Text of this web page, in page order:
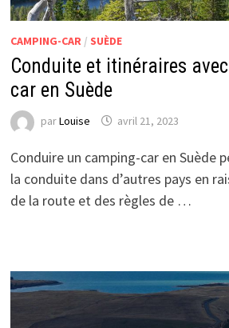
CAMPING-CAR/ SUÈDE
Conduite et itinéraires
car en Suède
parLouise avril 21, 2023
Conduire un camping-car en Suède
la conduite dans d’autres pays en
de la route et des règles de …